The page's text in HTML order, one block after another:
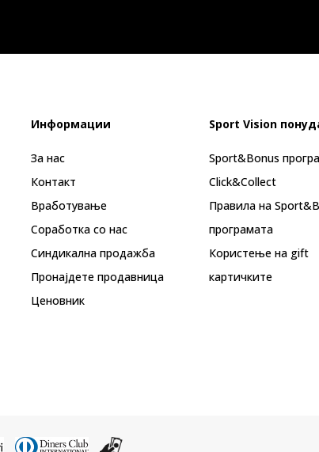
Информации
За нас
Контакт
Вработување
Соработка со нас
Синдикална продажба
Пронајдете продавница
Ценовник
Sport Vision
Sport&Bonus
Click&Collect
Правила на
програмата
Користење на gift
картичките